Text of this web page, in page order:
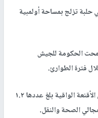
حلبة تزلج بمساحة أولمبية
الحكومة للجيش
فترة الطوارئ.
وعلى صعيد متصل، وصلت أول دفعة من الأقنعة الواقية بلغ عددها ١.٢
الصحة والنقل.